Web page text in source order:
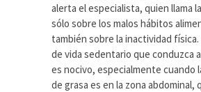
alerta el especialista, quien llama
sólo sobre los malos hábitos
también sobre la inactividad
de vida sedentario que conduzca
es nocivo, especialmente cuando
de grasa es en la zona abdominal,